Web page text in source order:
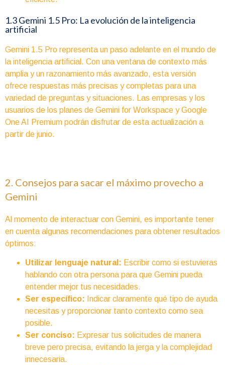
1.3 Gemini 1.5 Pro: La evolución de la inteligencia
artificial
Gemini 1.5 Pro representa un paso adelante en el mundo de
la inteligencia artificial. Con una ventana de contexto más
amplia y un razonamiento más avanzado, esta versión
ofrece respuestas más precisas y completas para una
variedad de preguntas y situaciones. Las empresas y los
usuarios de los planes de Gemini for Workspace y Google
One AI Premium podrán disfrutar de esta actualización a
partir de junio.
2. Consejos para sacar el máximo provecho a
Gemini
Al momento de interactuar con Gemini, es importante tener
en cuenta algunas recomendaciones para obtener resultados
óptimos:
Utilizar lenguaje natural: Escribir como si estuvieras
hablando con otra persona para que Gemini pueda
entender mejor tus necesidades.
Ser específico: Indicar claramente qué tipo de ayuda
necesitas y proporcionar tanto contexto como sea
posible.
Ser conciso: Expresar tus solicitudes de manera
breve pero precisa, evitando la jerga y la complejidad
innecesaria.